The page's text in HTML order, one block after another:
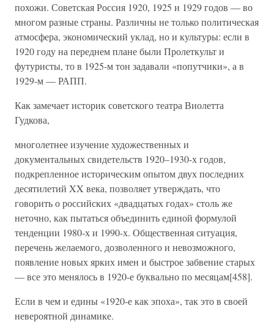
похожи. Советская Россия 1920, 1925 и 1929 годов — во
многом разные страны. Различны не только политическая
атмосфера, экономический уклад, но и культуры: если в
1920 году на переднем плане были Пролеткульт и
футуристы, то в 1925-м тон задавали «попутчики», а в
1929-м — РАПП.
Как замечает историк советского театра Виолетта
Гудкова,
многолетнее изучение художественных и
документальных свидетельств 1920–1930-х годов,
подкрепленное историческим опытом двух последних
десятилетий XX века, позволяет утверждать, что
говорить о российских «двадцатых годах» столь же
неточно, как пытаться объединить единой формулой
тенденции 1980-х и 1990-х. Общественная ситуация,
перечень желаемого, дозволенного и невозможного,
появление новых ярких имен и быстрое забвение старых
— все это менялось в 1920-е буквально по месяцам[458].
Если в чем и едины «1920-е как эпоха», так это в своей
невероятной динамике.